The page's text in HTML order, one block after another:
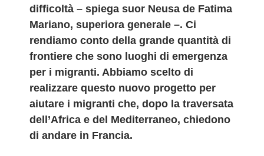
difficoltà – spiega suor Neusa de Fatima
Mariano, superiora generale –. Ci
rendiamo conto della grande quantità di
frontiere che sono luoghi di emergenza
per i migranti. Abbiamo scelto di
realizzare questo nuovo progetto per
aiutare i migranti che, dopo la traversata
dell’Africa e del Mediterraneo, chiedono
di andare in Francia.